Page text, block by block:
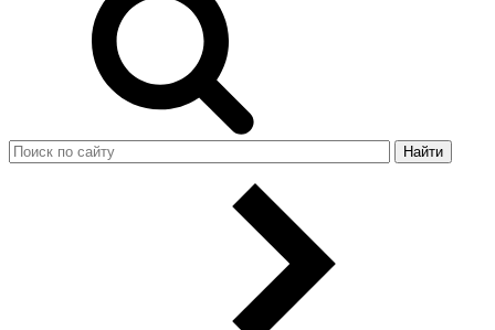
Найти